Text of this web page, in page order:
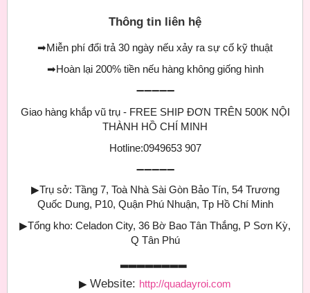
Thông tin liên hệ
➡Miễn phí đổi trả 30 ngày nếu xảy ra sự cố kỹ thuật
➡Hoàn lại 200% tiền nếu hàng không giống hình
➖➖➖➖➖
Giao hàng khắp vũ trụ - FREE SHIP ĐƠN TRÊN 500K NỘI
THÀNH HỒ CHÍ MINH
Hotline:0949653 907
➖➖➖➖➖
▶Trụ sở: Tầng 7, Toà Nhà Sài Gòn Bảo Tín, 54 Trương
Quốc Dung, P10, Quận Phú Nhuận, Tp Hồ Chí Minh
▶Tổng kho: Celadon City, 36 Bờ Bao Tân Thắng, P Sơn Kỳ,
Q Tân Phú
▶ Website: http://quadayroi.com